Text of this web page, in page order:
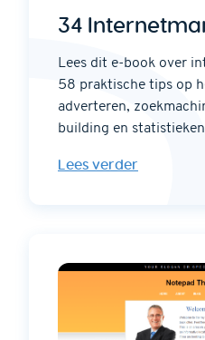
34
Lees dit e-book over
58 praktische tips op
adverteren,
building en
Lees verder